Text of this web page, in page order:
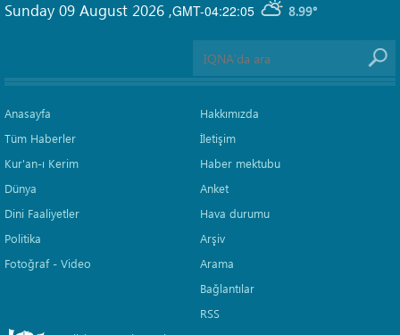
GMT-04:22:05 8.99°
Sunday 09 August 2026 ,
Anasayfa
Tüm Haberler
Kur'an-ı Kerim
Dünya
Dini Faaliyetler
Politika
Fotoğraf - Video
Hakkımızda
İletişim
Haber mektubu
Anket
Hava durumu
Arşiv
Arama
Bağlantılar
RSS